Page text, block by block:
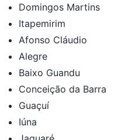
Domingos Martins
Itapemirim
Afonso Cláudio
Alegre
Baixo Guandu
Conceição da Barra
Guaçuí
Iúna